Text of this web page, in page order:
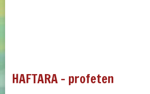
HAFTARA - profeten